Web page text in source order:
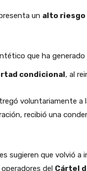
un alto riesgo
que ha
condicional, al
voluntariamente
recibió una
sugieren que volvió
del Cártel